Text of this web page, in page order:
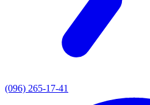
(096) 265-17-41